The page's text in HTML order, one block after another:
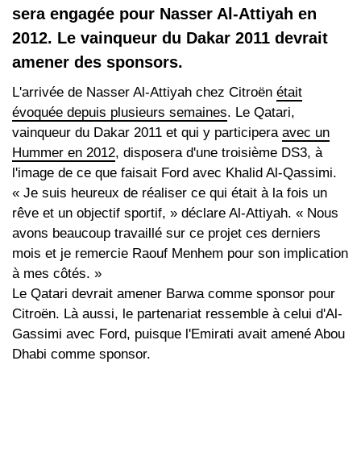
sera engagée pour Nasser Al-Attiyah en
2012. Le vainqueur du Dakar 2011 devrait
amener des sponsors.
L'arrivée de Nasser Al-Attiyah chez Citroën était
évoquée depuis plusieurs semaines. Le Qatari,
vainqueur du Dakar 2011 et qui y participera avec un
Hummer en 2012, disposera d'une troisième DS3, à
l'image de ce que faisait Ford avec Khalid Al-Qassimi.
« Je suis heureux de réaliser ce qui était à la fois un
rêve et un objectif sportif, » déclare Al-Attiyah. « Nous
avons beaucoup travaillé sur ce projet ces derniers
mois et je remercie Raouf Menhem pour son implication
à mes côtés. »
Le Qatari devrait amener Barwa comme sponsor pour
Citroën. Là aussi, le partenariat ressemble à celui d'Al-
Gassimi avec Ford, puisque l'Emirati avait amené Abou
Dhabi comme sponsor.